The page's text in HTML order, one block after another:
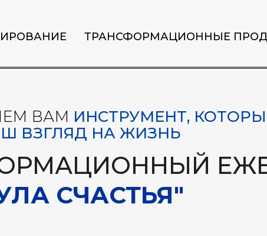
ТРАНСФОРМАЦИОННЫЕ
СЧАСТЬЯ"
ВАМ ИНСТРУМЕНТ,
ВЗГЛЯД НА ЖИЗНЬ